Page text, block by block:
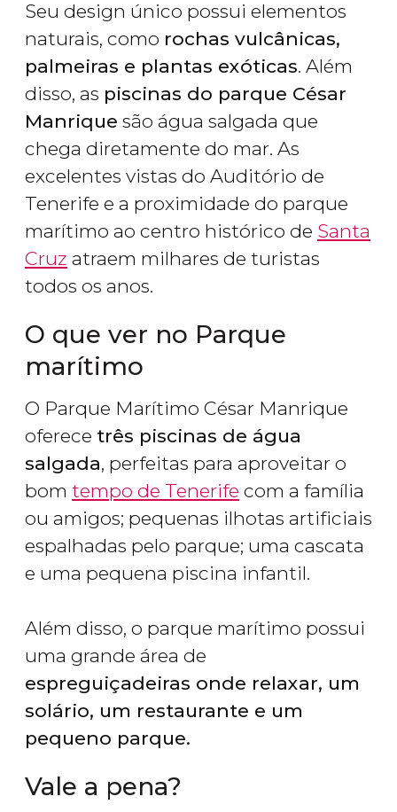
Seu design único possui elementos
naturais, como rochas vulcânicas,
palmeiras e plantas exóticas. Além
disso, as piscinas do parque César
Manrique são água salgada que
chega diretamente do mar. As
excelentes vistas do Auditório de
Tenerife e a proximidade do parque
marítimo ao centro histórico de Santa
Cruz atraem milhares de turistas
todos os anos.
O que ver no Parque
marítimo
O Parque Marítimo César Manrique
oferece três piscinas de água
salgada, perfeitas para aproveitar o
bom tempo de Tenerife com a família
ou amigos; pequenas ilhotas artificiais
espalhadas pelo parque; uma cascata
e uma pequena piscina infantil.
Além disso, o parque marítimo possui
uma grande área de
espreguiçadeiras onde relaxar, um
solário, um restaurante e um
pequeno parque.
Vale a pena?